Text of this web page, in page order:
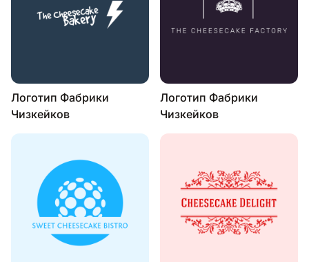
Логотип Фабрики
Чизкейков
Логотип Фабрики
Чизкейков